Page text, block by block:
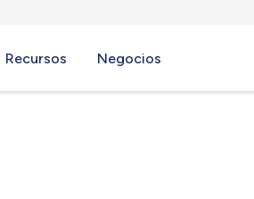
Recursos Negocios